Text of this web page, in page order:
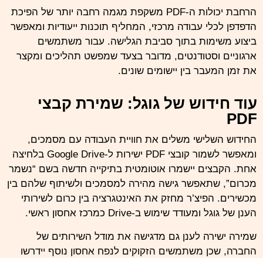
הרחבת יכולות ה-PDF משקפת מגמה רחבה יותר של הפיכת
הדפדפן לכלי עבודה מרכזי, המחליף תוכנות ייעודיות ומאפשר
ביצוע משימות בתוך סביבת הגלישה. עבור משתמשים
ארגוניים וסטודנטים, מדובר בצעד שמפשט תהליכים ומקצר
את זמן המעבר בין יישומים שונים.
עוד חידוש של גוגל: שמירת קבצי
PDF
החידוש השלישי משלים את חוויית העבודה עם מסמכים,
ומאפשר לשמור קובצי PDF ישירות ל-Google Drive בלחיצה
אחת. הקבצים יישמרו אוטומטית בתיקייה חדשה בשם “נשמר
מכרום”, שתאפשר גישה מהירה למסמכים ולשיתוף שלהם בין
מכשירים. הפיצ’ר מחזק את האינטגרציה בין כרום לשירותי
הענן של גוגל ומעודד שימוש ב-Drive כמרכז אחסון ראשי.
שמירה ישירה לענן גם מדגישה את מודל השירותים של
החברה, שכן משתמשים הזקוקים לנפח אחסון נוסף יידרשו